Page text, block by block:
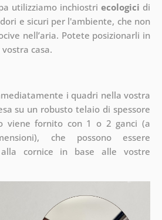
utilizziamo inchiostriecologici di
e sicuri per l'ambiente, che non
nell’aria. Potete posizionarli in
casa.
i quadri nella vostra
su un robusto telaio di spessore
viene fornito con 1 o 2 ganci (a
che possono essere
cornice in base alle vostre